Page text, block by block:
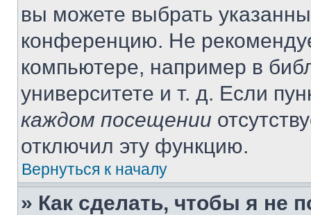
вы можете выбрать
конференцию. Не
компьютере, например в
университете и т. д. Если
каждом посещении
отключил эту функцию.
Вернуться к началу
» Как сделать, чтобы я не